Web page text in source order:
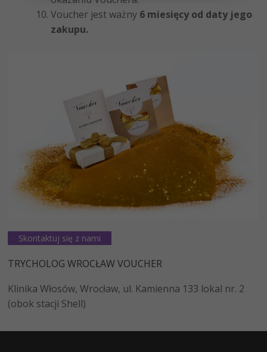
Voucher jest ważny 6 miesięcy od daty jego
zakupu.
Skontaktuj się z nami
TRYCHOLOG WROCŁAW VOUCHER
Klinika Włosów, Wrocław, ul. Kamienna 133 lokal nr. 2
(obok stacji Shell)